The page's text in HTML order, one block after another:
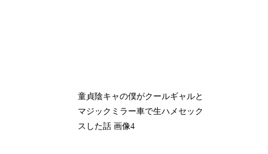
童貞陰キャの僕がクールギャルと
マジックミラー車で生ハメセック
スした話 画像4